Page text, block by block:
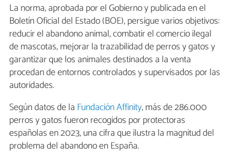
La norma, aprobada por el Gobierno y publicada en el
Boletín Oficial del Estado (BOE), persigue varios objetivos:
reducir el abandono animal, combatir el comercio ilegal
de mascotas, mejorar la trazabilidad de perros y gatos y
garantizar que los animales destinados a la venta
procedan de entornos controlados y supervisados por las
autoridades.
Según datos de la Fundación Affinity, más de 286.000
perros y gatos fueron recogidos por protectoras
españolas en 2023, una cifra que ilustra la magnitud del
problema del abandono en España.